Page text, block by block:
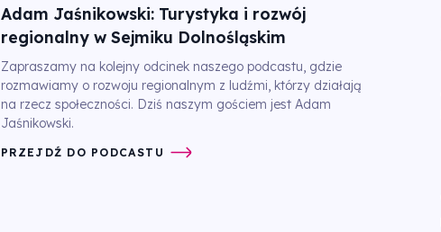
Adam Jaśnikowski: Turystyka i rozwój
regionalny w Sejmiku Dolnośląskim
Zapraszamy na kolejny odcinek naszego podcastu, gdzie
rozmawiamy o rozwoju regionalnym z ludźmi, którzy działają
na rzecz społeczności. Dziś naszym gościem jest Adam
Jaśnikowski.
PRZEJDŹ DO PODCASTU